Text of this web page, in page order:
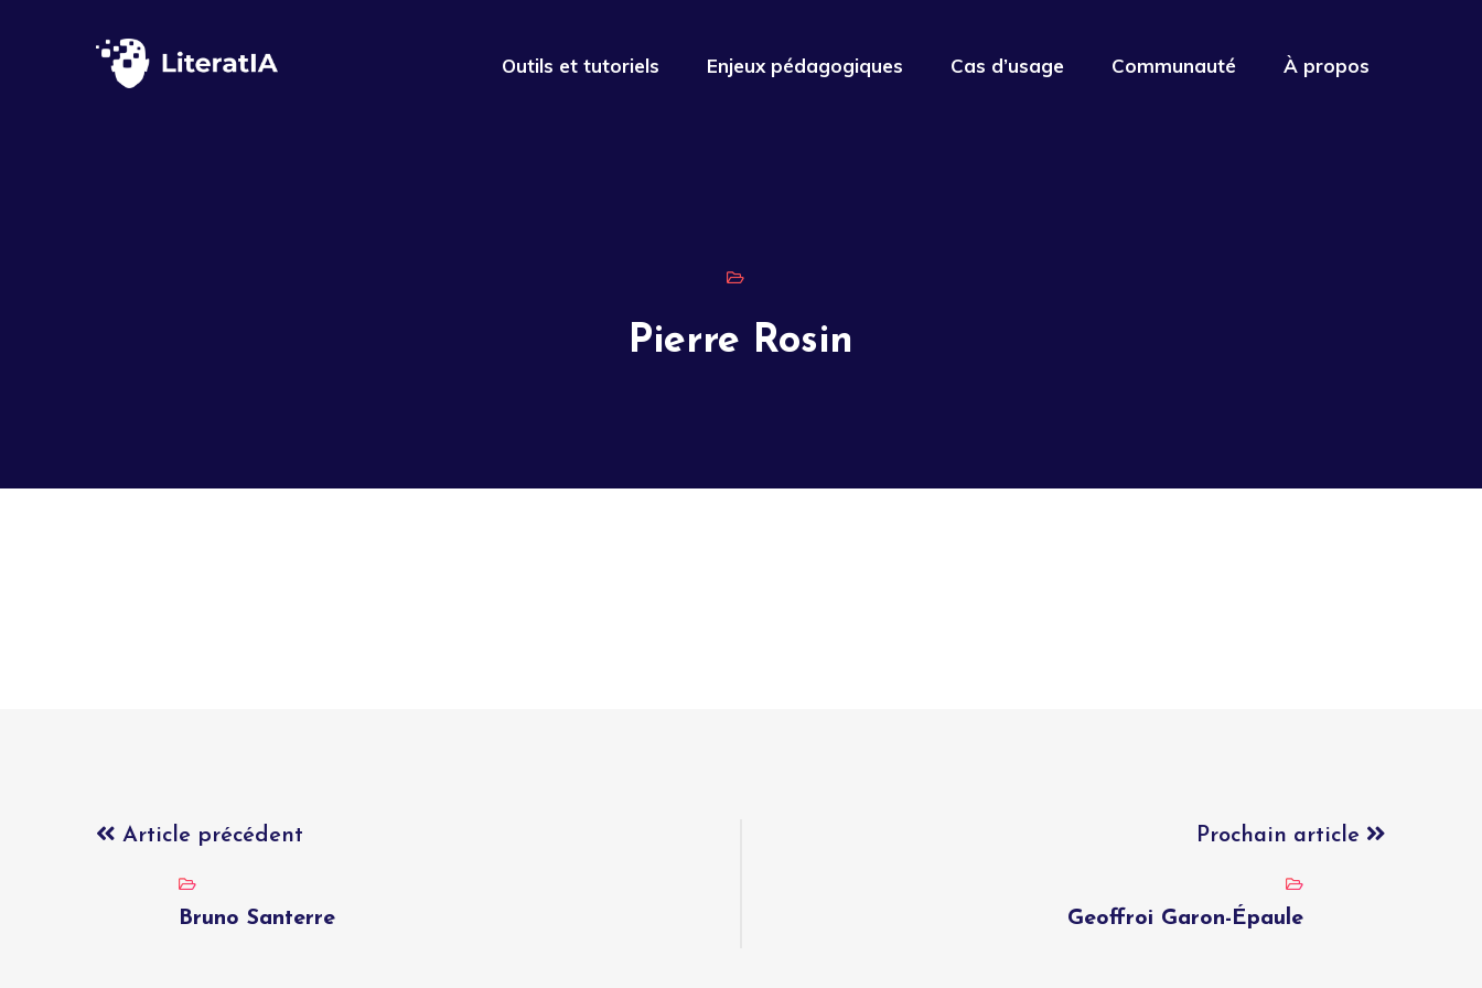
Outils et tutoriels Enjeux pédagogiques Cas d’usage Communauté À propos
Pierre Rosin
Article précédent
Bruno Santerre
Prochain article
Geoffroi Garon-Épaule